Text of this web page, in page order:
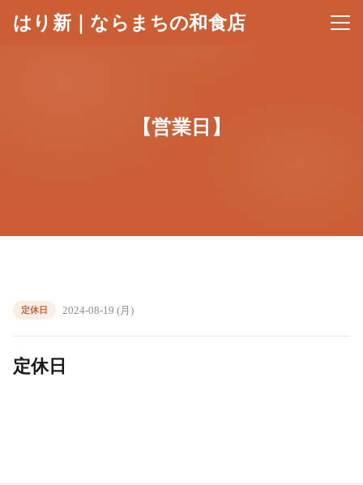
はり新｜ならまちの和食店 メニ
【営業日】
定休日 2024-08-19 (月)
定休日